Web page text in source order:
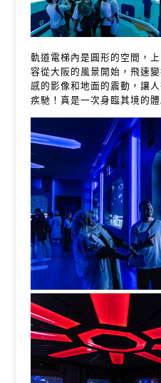
軌道電梯內是圓形的空間，
容從大阪的風景開始，飛速
感的影像和地面的震動，讓
疾馳！真是一次身臨其境的體